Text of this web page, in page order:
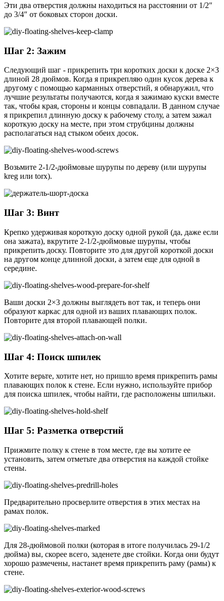
Эти два отверстия должны находиться на расстоянии от 1/2″
до 3/4″ от боковых сторон доски.
Шаг 2: Зажим
Следующий шаг - прикрепить три коротких доски к доске 2×3
длиной 28 дюймов. Когда я прикрепляю один кусок дерева к
другому с помощью карманных отверстий, я обнаружил, что
лучшие результаты получаются, когда я зажимаю куски вместе
так, чтобы края, стороны и концы совпадали. В данном случае
я прикрепил длинную доску к рабочему столу, а затем зажал
короткую доску на месте, при этом струбцины должны
располагаться над стыком обеих досок.
Возьмите 2-1/2-дюймовые шурупы по дереву (или шурупы
kreg или torx).
Шаг 3: Винт
Крепко удерживая короткую доску одной рукой (да, даже если
она зажата), вкрутите 2-1/2-дюймовые шурупы, чтобы
прикрепить доску. Повторите это для другой короткой доски
на другом конце длинной доски, а затем еще для одной в
середине.
Ваши доски 2×3 должны выглядеть вот так, и теперь они
образуют каркас для одной из ваших плавающих полок.
Повторите для второй плавающей полки.
Шаг 4: Поиск шпилек
Хотите верьте, хотите нет, но пришло время прикрепить рамы
плавающих полок к стене. Если нужно, используйте прибор
для поиска шпилек, чтобы найти, где расположены шпильки.
Шаг 5: Разметка отверстий
Прижмите полку к стене в том месте, где вы хотите ее
установить, затем отметьте два отверстия на каждой стойке
стены.
Предварительно просверлите отверстия в этих местах на
рамах полок.
Для 28-дюймовой полки (которая в итоге получилась 29-1/2
дюйма) вы, скорее всего, заденете две стойки. Когда они будут
хорошо размечены, настанет время прикрепить раму (рамы) к
стене.